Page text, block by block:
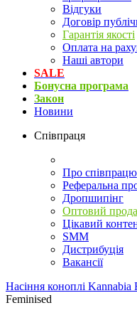
Відгуки
Договір
Гарантія якості
Оплата на
Наші автори
SALE
Бонусна програма
Закон
Новини
Співпраця
Про співпрацю
Реферальна
Дропшипінг
Оптовий
Цікавий
SMM
Дистрибуція
Вакансії
Насіння коноплі Kannabia
Feminised